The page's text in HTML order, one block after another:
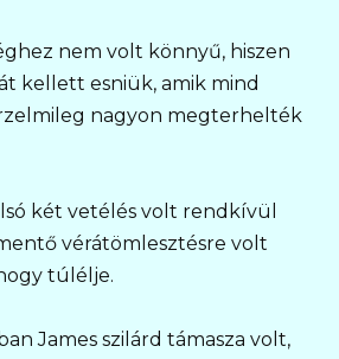
nem volt könnyű, hiszen
kellett esniük, amik mind
nagyon megterhelték
két vetélés volt rendkívül
vérátömlesztésre volt
túlélje.
James szilárd támasza volt,